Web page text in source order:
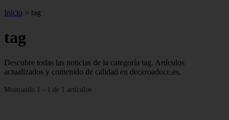
Inicio > tag
tag
Descubre todas las noticias de la categoría tag. Artículos
actualizados y contenido de calidad en deceroadoce.es.
Mostrando 1 - 1 de 1 artículos